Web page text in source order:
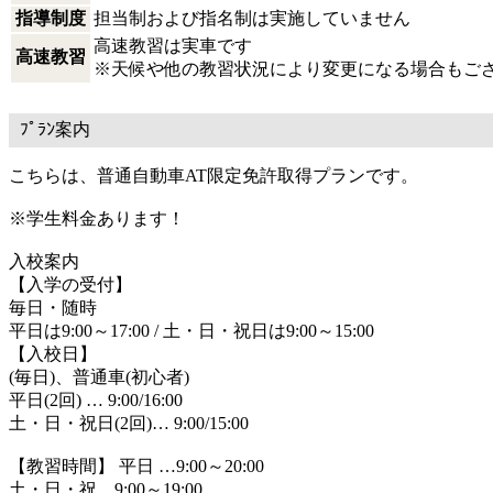
指導制度 担当制および指名制は実施していません
高速教習
高速教習は実車です
※天候や他の教習状況により変更になる場合もご
ﾌﾟﾗﾝ案内
こちらは、普通自動車AT限定免許取得プランです。
※学生料金あります！
入校案内
【入学の受付】
毎日・随時
平日は9:00～17:00 / 土・日・祝日は9:00～15:00
【入校日】
(毎日)、普通車(初心者)
平日(2回) … 9:00/16:00
土・日・祝日(2回)… 9:00/15:00
【教習時間】 平日 …9:00～20:00
土・日・祝…9:00～19:00